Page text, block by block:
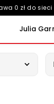
0 zł do
Julia